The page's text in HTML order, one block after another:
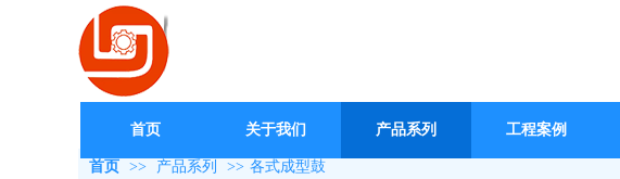
首页 关于我们 产品系列 工程案例
首页 >> 产品系列 >> 各式成型鼓